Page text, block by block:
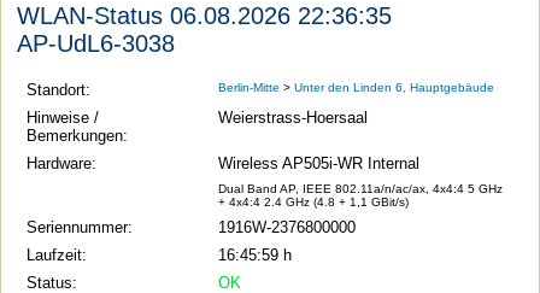
Universität
zu
Berlin
Computer-
und
WLAN-Status 06.08.2026 22:36:35
AP-UdL6-3038
Standort: Berlin-Mitte >Unter den Linden 6, Hauptgebäude
Hinweise /
Bemerkungen:
Weierstrass-Hoersaal
Hardware: Wireless AP505i-WR Internal
Dual Band AP, IEEE 802.11a/n/ac/ax, 4x4:4 5 GHz
+ 4x4:4 2.4 GHz (4.8 + 1,1 GBit/s)
Seriennummer:
1916W-2376800000
Laufzeit:
16:45:59 h
Status:
OK